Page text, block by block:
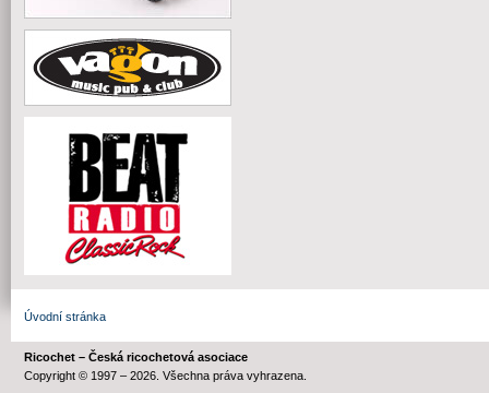
Úvodní stránka
Ricochet – Česká ricochetová asociace
Copyright © 1997 – 2026. Všechna práva vyhrazena.